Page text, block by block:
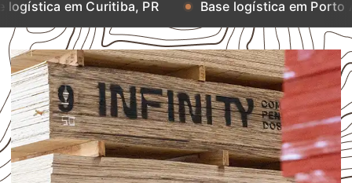
Curitiba, PR Base logística em Porto Alegre, RS